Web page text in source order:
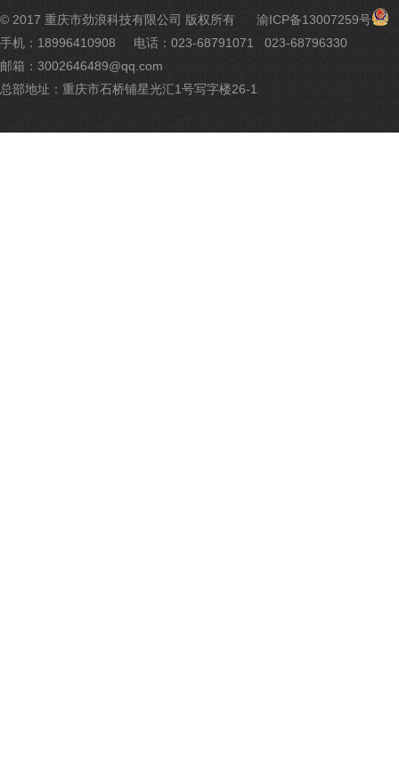
© 2017 重庆市劲浪科技有限公司 版权所有 渝ICP备13007259号 渝
手机：18996410908
电话：023-68791071 023-68796330
邮箱：3002646489@qq.com
总部地址：重庆市石桥铺星光汇1号写字楼26-1